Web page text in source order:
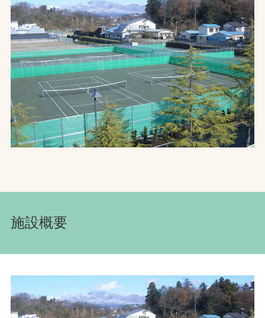
プライバシーポリシー
ソーシャルメディアポリシー
施設概要